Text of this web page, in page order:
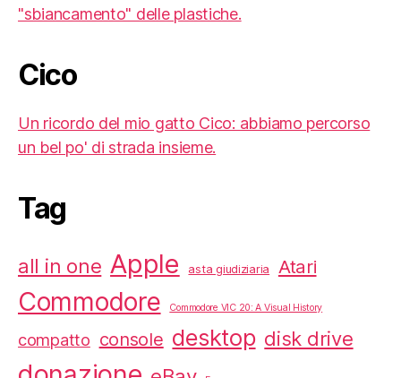
"sbiancamento" delle plastiche.
Cico
Un ricordo del mio gatto Cico: abbiamo percorso
un bel po' di strada insieme.
Tag
all in one Apple asta giudiziaria Atari
Commodore Commodore VIC 20: A Visual History
compatto console desktop disk drive